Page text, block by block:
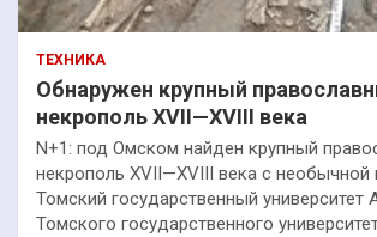
ТЕХНИКА
Обнаружен крупный
некрополь XVII—XVIII века
N+1: под Омском найден крупный
некрополь XVII—XVIII века с
Томский государственный университет
Томского государственного